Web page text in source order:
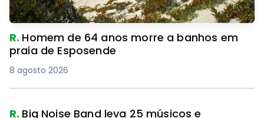
R. Homem de 64 anos morre a banhos em
praia de Esposende
8 agosto 2026
R. Big Noise Band leva 25 músicos e